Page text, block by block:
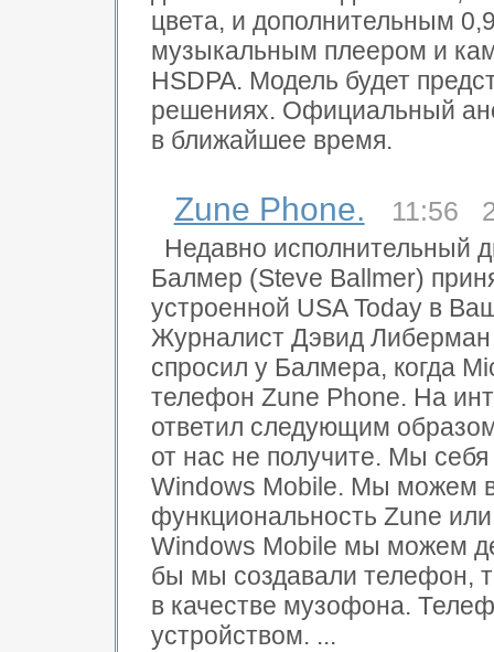
цвета, и дополнительным
музыкальным плеером и
HSDPA. Модель будет
решениях. Официальный
в ближайшее время.
Zune Phone. 11:56
Недавно исполнительный
Балмер (Steve Ballmer)
устроенной USA Today в
Журналист Дэвид
спросил у Балмера, когда
телефон Zune Phone. На
ответил следующим
от нас не получите. Мы
Windows Mobile. Мы можем
функциональность Zune
Windows Mobile мы можем
бы мы создавали телефон,
в качестве музофона.
устройством. ...